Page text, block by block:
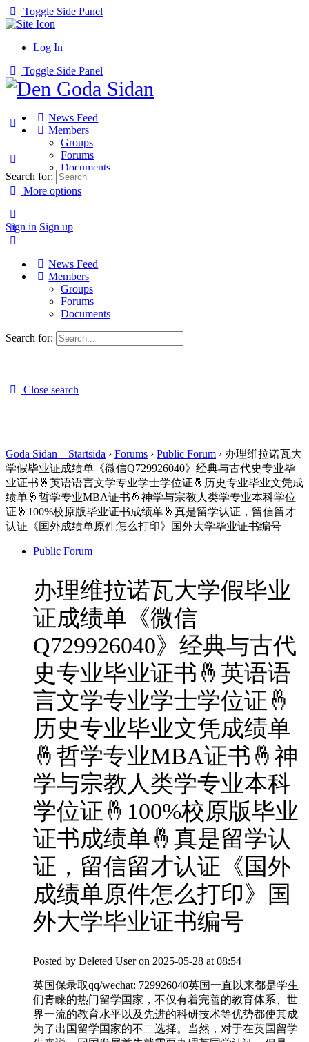
Toggle Side Panel
Log In
Toggle Side Panel
News Feed
Members
Groups
Forums
Documents
More options
Sign in Sign up
Search for:
News Feed
Members
Groups
Forums
Documents
Search for:
Close search
Goda Sidan – Startsida › Forums › Public Forum › 办理维拉诺瓦大
学假毕业证成绩单《微信Q729926040》经典与古代史专业毕
业证书🤞英语语言文学专业学士学位证🤞历史专业毕业文凭成
绩单🤞哲学专业MBA证书🤞神学与宗教人类学专业本科学位
证🤞100%校原版毕业证书成绩单🤞真是留学认证，留信留才
认证《国外成绩单原件怎么打印》国外大学毕业证书编号
Public Forum
办理维拉诺瓦大学假毕业
证成绩单《微信
Q729926040》经典与古代
史专业毕业证书🤞英语语
言文学专业学士学位证🤞
历史专业毕业文凭成绩单
🤞哲学专业MBA证书🤞神
学与宗教人类学专业本科
学位证🤞100%校原版毕业
证书成绩单🤞真是留学认
证，留信留才认证《国外
成绩单原件怎么打印》国
外大学毕业证书编号
Posted by Deleted User on 2025-05-28 at 08:54
英国保录取qq/wechat: 729926040英国一直以来都是学生
们青睐的热门留学国家，不仅有着完善的教育体系、世
界一流的教育水平以及先进的科研技术等优势都使其成
为了出国留学国家的不二选择。当然，对于在英国留学